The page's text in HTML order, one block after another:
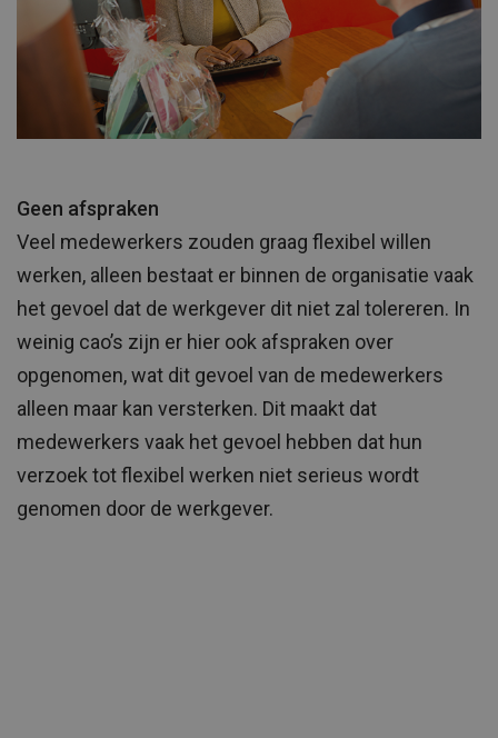
Geen afspraken
Veel medewerkers zouden graag flexibel willen
werken, alleen bestaat er binnen de organisatie vaak
het gevoel dat de werkgever dit niet zal tolereren. In
weinig cao’s zijn er hier ook afspraken over
opgenomen, wat dit gevoel van de medewerkers
alleen maar kan versterken. Dit maakt dat
medewerkers vaak het gevoel hebben dat hun
verzoek tot flexibel werken niet serieus wordt
genomen door de werkgever.